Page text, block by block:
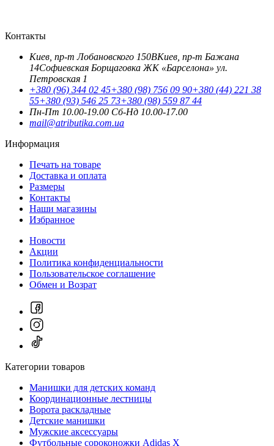
Контакты
Киев, пр-т Лобановского 150ВКиев, пр-т Бажана
14Софиевская Борщаговка ЖК «Барселона» ул.
Петровская 1
+380 (96) 344 02 45+380 (98) 756 09 90+380 (44) 221 38
55+380 (93) 546 25 73+380 (98) 559 87 44
Пн-Пт 10.00-19.00 Cб-Нд 10.00-17.00
mail@atributika.com.ua
Информация
Печать на товаре
Доставка и оплата
Размеры
Контакты
Наши магазины
Избранное
Новости
Акции
Политика конфиденциальности
Пользовательское соглашение
Обмен и Возрат
Категории товаров
Манишки для детских команд
Координационные лестницы
Ворота раскладные
Детские манишки
Мужские аксессуары
Футбольные сороконожки Adidas Х